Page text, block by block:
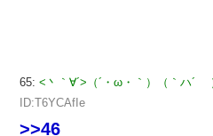
65: <丶｀∀´>（´・ω・｀）（｀ハ´
ID:T6YCAfIe
>>46